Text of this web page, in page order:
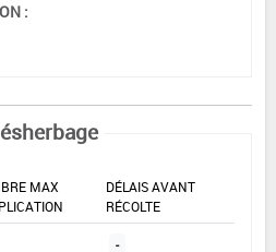
:
MAX
DÉLAIS AVANT
RÉCOLTE
-